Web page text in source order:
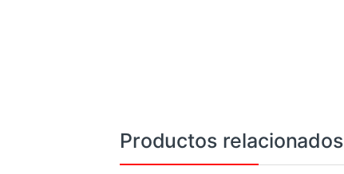
Productos relacionados